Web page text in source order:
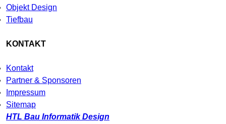
Objekt Design
Tiefbau
KONTAKT
Kontakt
Partner & Sponsoren
Impressum
Sitemap
HTL Bau Informatik Design